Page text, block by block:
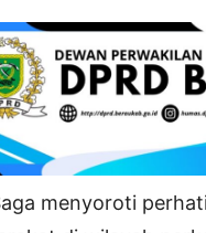
menyoroti